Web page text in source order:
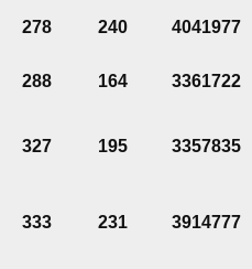
278 240 4041977
288 164 3361722
327 195 3357835
333 231 3914777